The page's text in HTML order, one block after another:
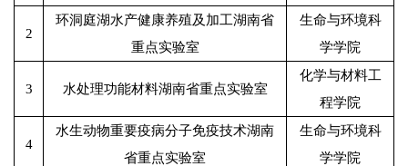
2
环洞庭湖水产健康养殖及加工湖南省
重点实验室
生命与环境科
学学院
3 水处理功能材料湖南省重点实验室
化学与材料工
程学院
4
水生动物重要疫病分子免疫技术湖南
省重点实验室
生命与环境科
学学院